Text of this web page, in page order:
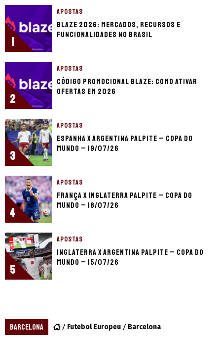
1
APOSTAS
Blaze 2026: mercados, recursos e
funcionalidades no Brasil
2
APOSTAS
Código promocional Blaze: como ativar
ofertas em 2026
3
APOSTAS
Espanha x Argentina palpite – Copa do
Mundo – 19/07/26
4
APOSTAS
França x Inglaterra palpite – Copa do
Mundo – 18/07/26
5
APOSTAS
Inglaterra x Argentina palpite – Copa do
Mundo – 15/07/26
BARCELONA Futebol Europeu Barcelona